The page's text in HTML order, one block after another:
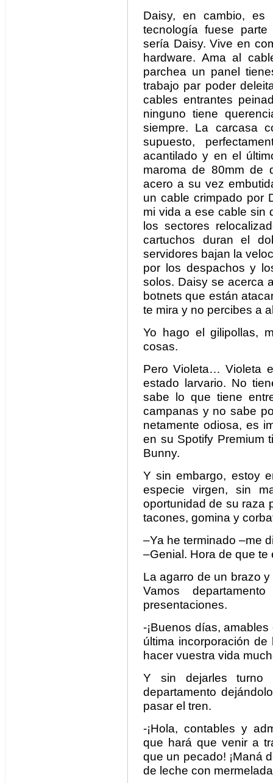
Daisy, en cambio,
tecnología fuese
sería Daisy. Vive en
hardware. Ama al
parchea un panel
trabajo par poder
cables entrantes
ninguno tiene
siempre. La carcasa
supuesto,
acantilado y en el
maroma de 80mm de
acero a su vez
un cable crimpado por
mi vida a ese cable sin
los sectores
cartuchos duran el
servidores bajan la
por los despachos y
solos. Daisy se acerca
botnets que están
te mira y no percibes a
Yo hago el gilipollas,
cosas.
Pero Violeta… Violeta
estado larvario. No
sabe lo que tiene
campanas y no sabe
netamente odiosa, es
en su Spotify Premium
Bunny.
Y sin embargo, estoy
especie virgen, sin
oportunidad de su raza
tacones, gomina y
–Ya he terminado –me
–Genial. Hora de que te
La agarro de un brazo
Vamos
presentaciones.
-¡Buenos días,
última incorporación
hacer vuestra vida
Y sin dejarles turno
departamento
pasar el tren.
-¡Hola, contables y
que hará que venir a
que un pecado! ¡Maná
de leche con